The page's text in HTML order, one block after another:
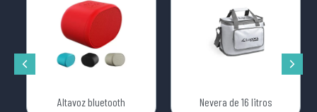
Altavoz bluetooth Nevera de 16 litros